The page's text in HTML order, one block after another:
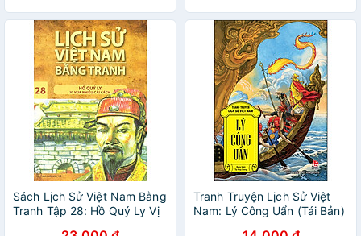
Sách Lịch Sử Việt Nam Bằng
Tranh Tập 28: Hồ Quý Ly Vị
Tranh Truyện Lịch Sử Việt
Nam: Lý Công Uẩn (Tái Bản)